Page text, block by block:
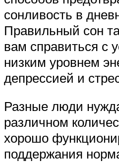
сонливость в
Правильный сон
вам справиться с
низким уровнем
депрессией и
Разные люди
различном
хорошо
поддержания